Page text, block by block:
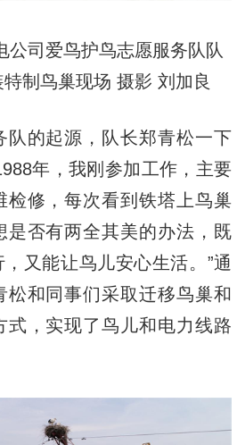
公司爱鸟护鸟志愿服务队队
制鸟巢现场 摄影 刘加良
的起源，队长郑青松一下
年，我刚参加工作，主要
检修，每次看到铁塔上鸟巢
是否有两全其美的办法，既
又能让鸟儿安心生活。”通
松和同事们采取迁移鸟巢和
式，实现了鸟儿和电力线路